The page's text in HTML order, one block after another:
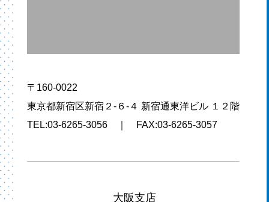
〒160-0022
東京都新宿区新宿２-６-４ 新宿通東洋ビル １２階
TEL:03-6265-3056 ｜ FAX:03-6265-3057
大阪支店